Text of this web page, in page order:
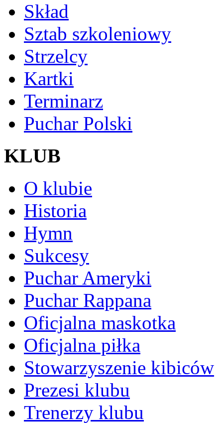
Skład
Sztab szkoleniowy
Strzelcy
Kartki
Terminarz
Puchar Polski
KLUB
O klubie
Historia
Hymn
Sukcesy
Puchar Ameryki
Puchar Rappana
Oficjalna maskotka
Oficjalna piłka
Stowarzyszenie kibiców
Prezesi klubu
Trenerzy klubu